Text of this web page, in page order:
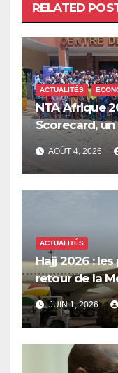
RELATED
ACTUALITÉS
NTA Afrique
Scorecard,
les dépenses
AOÛT 4, 2026
ACTUALITÉS
Hajj 2026 :
retour de la
innovations
JUIN 1, 2026